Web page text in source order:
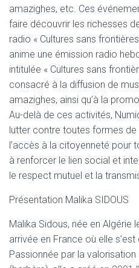
amazighes, etc. Ces
faire découvrir les richesses
radio « Cultures sans
anime une émission radio
intitulée « Cultures sans
consacré à la diffusion de
amazighes, ainsi qu’à la
Au-delà de ces activités,
lutter contre toutes formes
l’accès à la citoyenneté pour
à renforcer le lien social et
le respect mutuel et la
Présentation Malika SIDOUS
Malika Sidous, née en Algérie
arrivée en France où elle
Passionnée par la